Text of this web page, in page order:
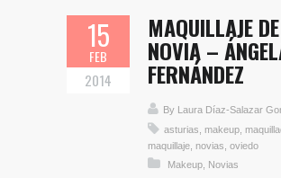
15
FEB
2014
MAQUILLAJE DE
NOVIA –
FERNÁNDEZ
By Laura Díaz-Salazar
asturias, makeup,
maquillaje, novias, oviedo
Makeup, Novias